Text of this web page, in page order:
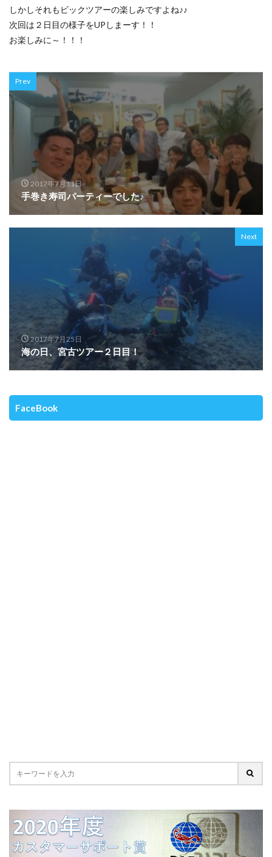
しかしそれもビックツアーの楽しみですよね♪♪
次回は２日目の様子をUPしまーす！！
お楽しみに～！！！
Prev
2017年7月11日
手巻き寿司パーティーでした♪
Next
2017年7月25日
海の日、宮古ツアー２日目！
FaceBook